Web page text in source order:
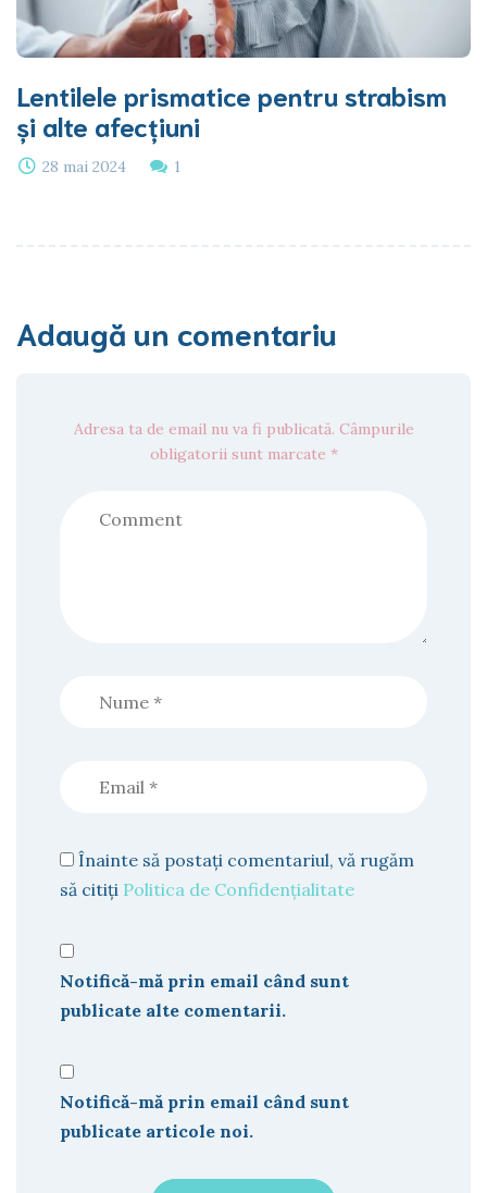
Lentilele prismatice pentru strabism
și alte afecțiuni
28 mai 2024 1
Adaugă un comentariu
Adresa ta de email nu va fi publicată. Câmpurile
obligatorii sunt marcate *
Înainte să postați comentariul, vă rugăm
să citiți Politica de Confidențialitate
Notifică-mă prin email când sunt
publicate alte comentarii.
Notifică-mă prin email când sunt
publicate articole noi.